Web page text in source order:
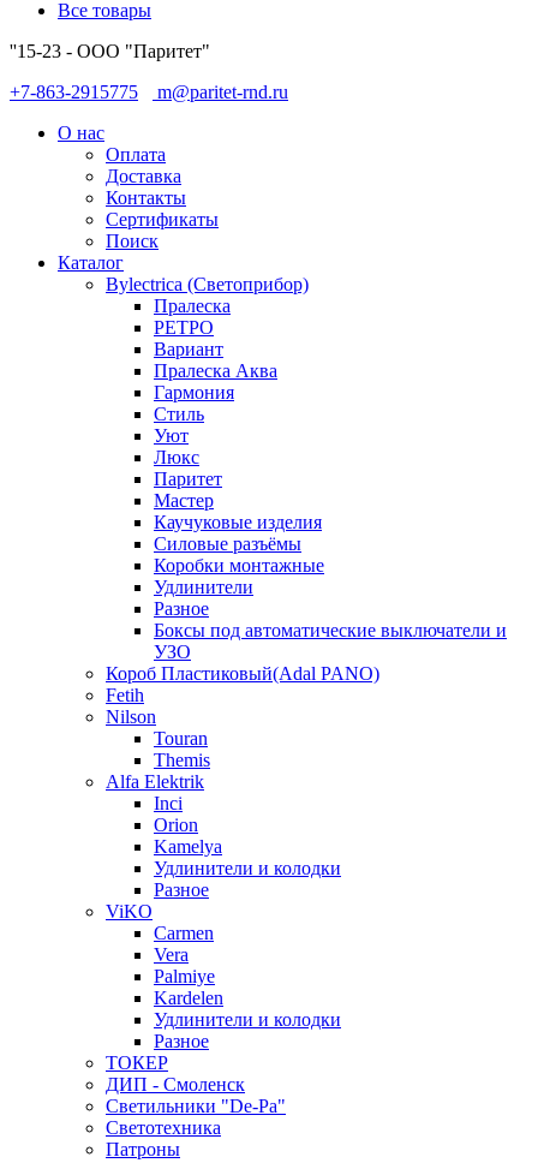
Все товары
''15-23 - ООО "Паритет"
+7-863-2915775
m@paritet-rnd.ru
О нас
Оплата
Доставка
Контакты
Сертификаты
Поиск
Каталог
Bylectrica (Светоприбор)
Пралеска
РЕТРО
Вариант
Пралеска Аква
Гармония
Стиль
Уют
Люкс
Паритет
Мастер
Каучуковые изделия
Силовые разъёмы
Коробки монтажные
Удлинители
Разное
Боксы под автоматические выключатели и
УЗО
Короб Пластиковый(Adal PANO)
Fetih
Nilson
Touran
Themis
Alfa Elektrik
Inci
Orion
Kamelya
Удлинители и колодки
Разное
ViKO
Carmen
Vera
Palmiye
Kardelen
Удлинители и колодки
Разное
ТОКЕР
ДИП - Смоленск
Светильники "De-Pa"
Светотехника
Патроны